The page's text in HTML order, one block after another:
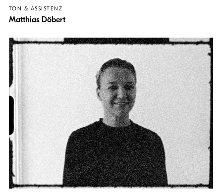
TON & ASSISTENZ
Matthias Döbert